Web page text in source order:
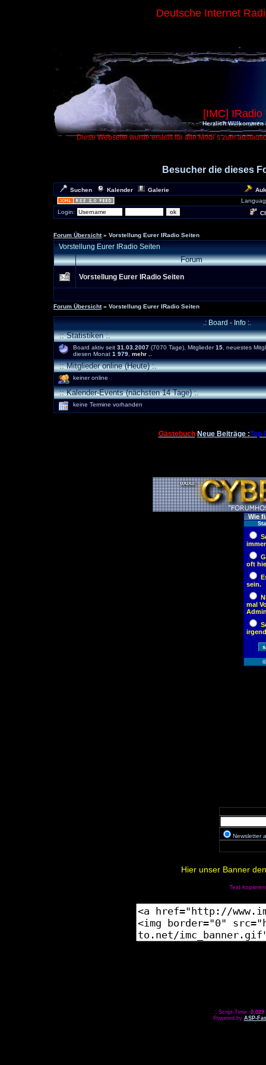
Deutsche Internet
[IMC]
Herzlich Willkommen
Diese Webseite wurde erstellt für alle Modi´s zum
Besucher die dieses
Suchen Kalender Galerie
Login:
Forum Übersicht » Vorstellung Eurer IRadio Seiten
Vorstellung Eurer IRadio Seiten
Forum
Vorstellung Eurer IRadio Seiten
Forum Übersicht » Vorstellung Eurer IRadio Seiten
.: Board - Info :.
:: Statistiken :.
Board aktiv seit 31.03.2007 (7070 Tage), Mitglieder15 , neuestes
diesen Monat 1 979 mehr ..
:: Mitglieder online (Heute) :.
keiner online
:: Kalender-Events (nächsten 14 Tage) :.
keine Termine vorhanden
Gästebuch Neue Beiträge :Top
Newsletter
Hier unser Banner
Text
.: Script-Time: 0,029
Powered by ASP-